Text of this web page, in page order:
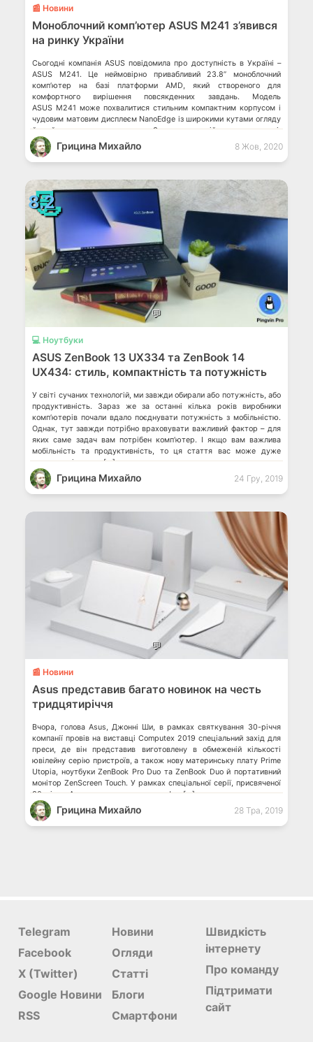
📰 Новини
Моноблочний комп’ютер ASUS M241 з’явився
на ринку України
Сьогодні компанія ASUS повідомила про доступність в Україні –
ASUS M241. Це неймовірно привабливий 23.8” моноблочний
комп’ютер на базі платформи AMD, який створеного для
комфортного вирішення повсякденних завдань. Модель
ASUS M241 може похвалитися стильним компактним корпусом і
чудовим матовим дисплеєм NanoEdge із широкими кутами огляду
й майже невидимою рамкою. Завдяки високій продуктивності,
якісному дисплею та помірній ціні цей […]
Грицина Михайло 8 Жов, 2020
📃
8.2
💬
💻 Ноутбуки
ASUS ZenBook 13 UX334 та ZenBook 14
UX434: стиль, компактність та потужність
У світі сучаних технологій, ми завжди обирали або потужність, або
продуктивність. Зараз же за останні кілька років виробники
комп’ютерів почали вдало поєднувати потужність з мобільністю.
Однак, тут завжди потрібно враховувати важливий фактор – для
яких саме задач вам потрібен комп’ютер. І якщо вам важлива
мобільність та продуктивність, то ця стаття вас може дуже
сильно зацікавити. […]
Грицина Михайло 24 Гру, 2019
💬
📰 Новини
Asus представив багато новинок на честь
тридцятиріччя
Вчора, голова Asus, Джонні Ши, в рамках святкування 30-річчя
компанії провів на виставці Computex 2019 спеціальний захід для
преси, де він представив виготовлену в обмеженій кількості
ювілейну серію пристроїв, а також нову материнську плату Prime
Utopia, ноутбуки ZenBook Pro Duo та ZenBook Duo й портативний
монітор ZenScreen Touch. У рамках спеціальної серії, присвяченої
30-річчю Asus, представлено смартфон […]
Грицина Михайло 28 Тра, 2019
Telegram
Facebook
X (Twitter)
Google Новини
RSS
Новини
Огляди
Статті
Блоги
Смартфони
Швидкість
інтернету
Про команду
Підтримати
сайт